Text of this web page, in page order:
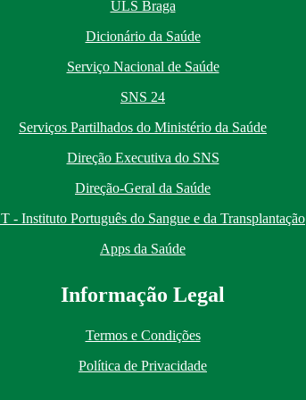
ULS Braga
Dicionário da Saúde
Serviço Nacional de Saúde
SNS 24
Serviços Partilhados do Ministério da Saúde
Direção Executiva do SNS
Direção-Geral da Saúde
- Instituto Português do Sangue e da Transplantação
Apps da Saúde
Informação Legal
Termos e Condições
Política de Privacidade